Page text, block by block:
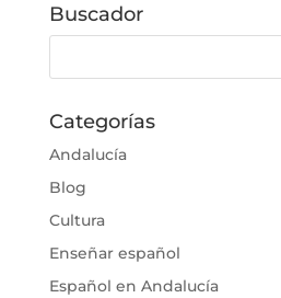
Buscador
Categorías
Andalucía
Blog
Cultura
Enseñar español
Español en Andalucía